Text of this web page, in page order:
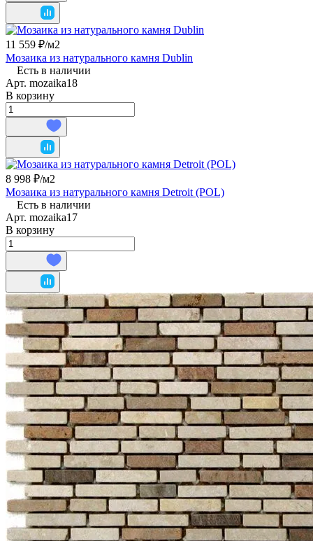
11 559 ₽/м2
Мозаика из натурального камня Dublin
Есть в наличии
Арт. mozaika18
В корзину
8 998 ₽/м2
Мозаика из натурального камня Detroit (POL)
Есть в наличии
Арт. mozaika17
В корзину